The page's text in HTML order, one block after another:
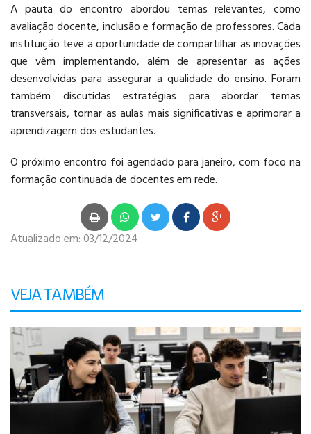
CURSOS E EVENTOS
A pauta do encontro abordou temas relevantes, como
avaliação docente, inclusão e formação de professores. Cada
instituição teve a oportunidade de compartilhar as inovações
que vêm implementando, além de apresentar as ações
desenvolvidas para assegurar a qualidade do ensino. Foram
também discutidas estratégias para abordar temas
transversais, tornar as aulas mais significativas e aprimorar a
aprendizagem dos estudantes.
O próximo encontro foi agendado para janeiro, com foco na
formação continuada de docentes em rede.
Atualizado em:03/12/2024
VEJA TAMBÉM